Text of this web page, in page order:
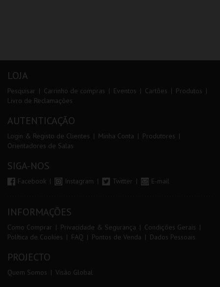
LOJA
Pesquisar Carrinho de compras Eventos Cartões
Produtos
Livro de Reclamações
AUTENTICAÇÃO
Login & Registo de Clientes Minha Conta
Produtores
Orientadores de Salas
SIGA-NOS
Facebook Instagram Twitter E-mail
INFORMAÇÕES
Como Comprar Privacidade & Segurança
Condições Gerais
Política de Cookies
FAQ Pontos de Venda Dados Pessoais
PROJECTO
Quem Somos Visão Global